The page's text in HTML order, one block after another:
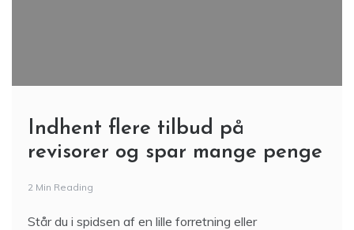
Indhent flere tilbud på
revisorer og spar mange penge
2 Min Reading
Står du i spidsen af en lille forretning eller